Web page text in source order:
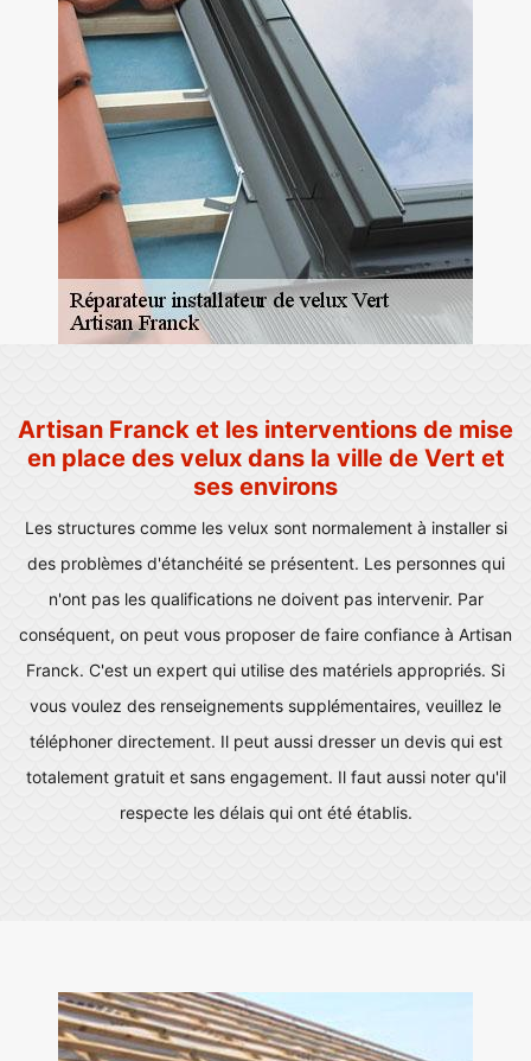
Artisan Franck et les interventions de mise
en place des velux dans la ville de Vert et
ses environs
Les structures comme les velux sont normalement à installer si
des problèmes d'étanchéité se présentent. Les personnes qui
n'ont pas les qualifications ne doivent pas intervenir. Par
conséquent, on peut vous proposer de faire confiance à Artisan
Franck. C'est un expert qui utilise des matériels appropriés. Si
vous voulez des renseignements supplémentaires, veuillez le
téléphoner directement. Il peut aussi dresser un devis qui est
totalement gratuit et sans engagement. Il faut aussi noter qu'il
respecte les délais qui ont été établis.